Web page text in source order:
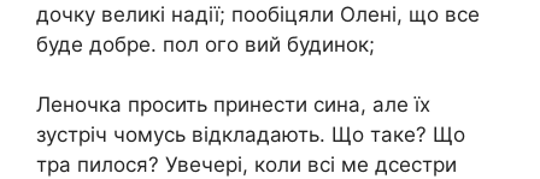
дочку великі надії; пообіцяли Олені, що все
буде добре. пол ого вий будинок;
Леночка просить принести сина, але їх
зустріч чомусь відкладають. Що таке? Що
тра пилося? Увечері, коли всі ме дсестри